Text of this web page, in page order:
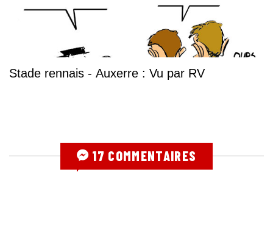
Stade rennais - Auxerre : Vu par RV
17 COMMENTAIRES